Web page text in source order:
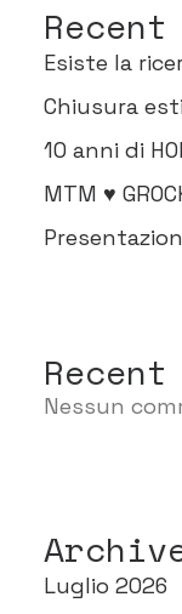
Esiste la
Chiusura
10 anni di
MTM ♥
Recent
Nessun
Luglio 2026